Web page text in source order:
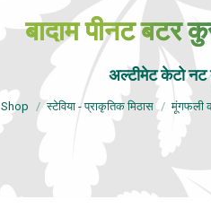
बादाम पीनट बटर
अल्टीमेट केटो नट
आप यहाँ हैं:
Shop स्टेविया - प्राकृतिक मिठास मूंगफली